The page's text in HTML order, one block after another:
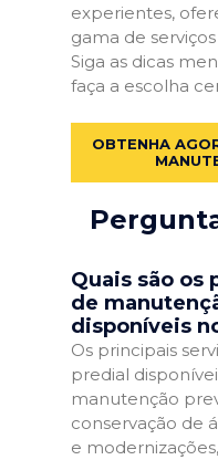
experientes,
gama de
Siga as dicas
faça a escolha
OBTENHA
Quais são os
de
disponíveis
Os principais
predial
manutenção
conservação de
e